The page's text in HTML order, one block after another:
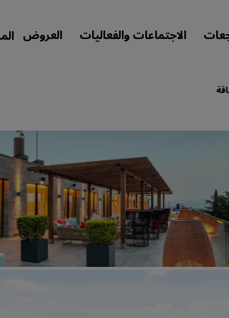
الاجتماعات والفعاليات العروض
الوجهات
المنتجعات
شقق
فنادق قريبة
الفنادق
الاجتماعات